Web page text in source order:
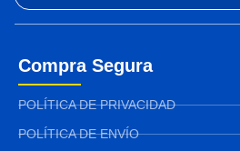
Compra Segura
POLÍTICA DE PRIVACIDAD
POLÍTICA DE ENVÍO